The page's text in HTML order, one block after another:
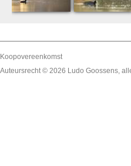
Koopovereenkomst
Auteursrecht © 2026 Ludo Goossens,